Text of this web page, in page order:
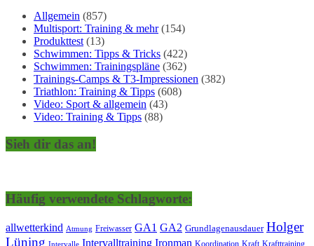
Allgemein (857)
Multisport: Training & mehr(154)
Produkttest(13)
Schwimmen: Tipps & Tricks (422)
Schwimmen: Trainingspläne (362)
Trainings-Camps & T3-Impressionen (382)
Triathlon: Training & Tipps (608)
Video: Sport & allgemein (43)
Video: Training & Tipps (88)
Sieh dir das an!
Häufig verwendete Schlagworte:
allwetterkind Atmung Freiwasser GA1 GA2 Grundlagenausdauer Holger
Lüning
Intervalltraining Ironman